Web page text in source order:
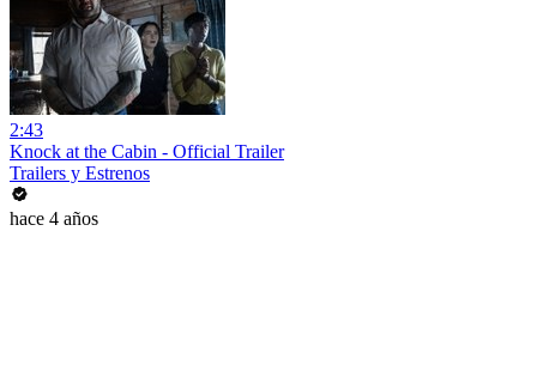
2:43
Knock at the Cabin - Official Trailer
Trailers y Estrenos
hace 4 años